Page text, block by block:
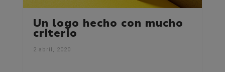
Un logo hecho con mucho
criterio
2 abril, 2020